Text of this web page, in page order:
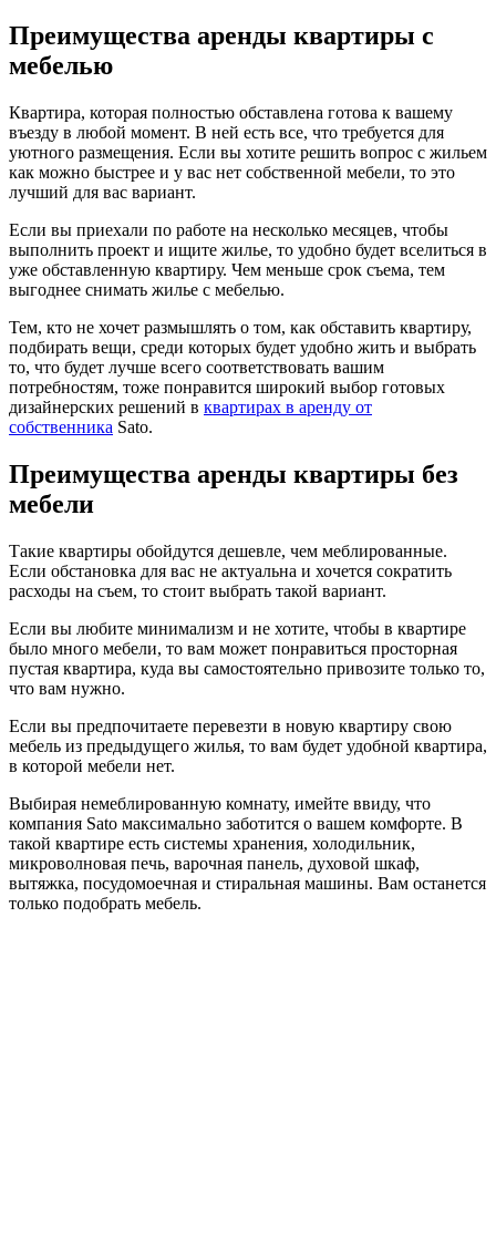
Преимущества аренды квартиры с
мебелью
Квартира, которая полностью обставлена готова к вашему
въезду в любой момент. В ней есть все, что требуется для
уютного размещения. Если вы хотите решить вопрос с жильем
как можно быстрее и у вас нет собственной мебели, то это
лучший для вас вариант.
Если вы приехали по работе на несколько месяцев, чтобы
выполнить проект и ищите жилье, то удобно будет вселиться в
уже обставленную квартиру. Чем меньше срок съема, тем
выгоднее снимать жилье с мебелью.
Тем, кто не хочет размышлять о том, как обставить квартиру,
подбирать вещи, среди которых будет удобно жить и выбрать
то, что будет лучше всего соответствовать вашим
потребностям, тоже понравится широкий выбор готовых
дизайнерских решений в квартирах в аренду от
собственника Sato.
Преимущества аренды квартиры без
мебели
Такие квартиры обойдутся дешевле, чем меблированные.
Если обстановка для вас не актуальна и хочется сократить
расходы на съем, то стоит выбрать такой вариант.
Если вы любите минимализм и не хотите, чтобы в квартире
было много мебели, то вам может понравиться просторная
пустая квартира, куда вы самостоятельно привозите только то,
что вам нужно.
Если вы предпочитаете перевезти в новую квартиру свою
мебель из предыдущего жилья, то вам будет удобной квартира,
в которой мебели нет.
Выбирая немеблированную комнату, имейте ввиду, что
компания Sato максимально заботится о вашем комфорте. В
такой квартире есть системы хранения, холодильник,
микроволновая печь, варочная панель, духовой шкаф,
вытяжка, посудомоечная и стиральная машины. Вам останется
только подобрать мебель.